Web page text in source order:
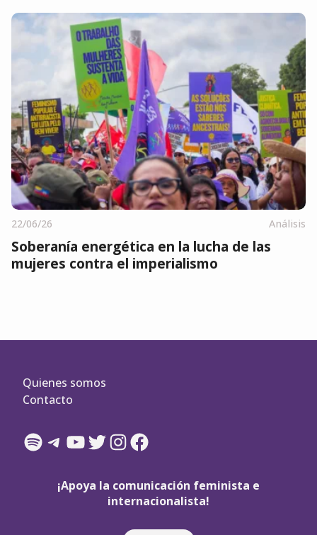
22/06/26 Análisis
Soberanía energética en la lucha de las
mujeres contra el imperialismo
Quienes somos
Contacto
Spotify
Telegram
YouTube
Twitter
Instagram
Facebook
¡Apoya la comunicación feminista e
internacionalista!